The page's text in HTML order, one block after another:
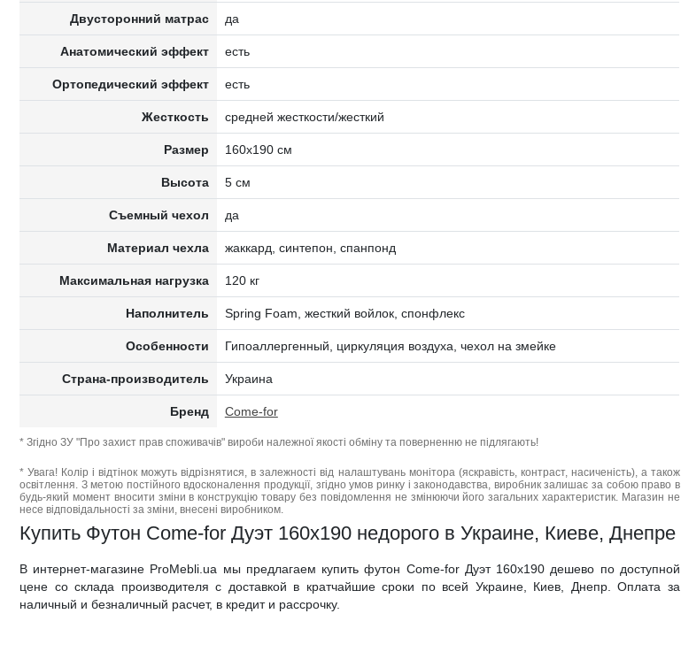
Двусторонний матрас да
Анатомический эффект есть
Ортопедический эффект есть
Жесткость средней жесткости/жесткий
Размер 160x190 см
Высота 5 см
Съемный чехол да
Материал чехла жаккард, синтепон, спанпонд
Максимальная нагрузка 120 кг
Наполнитель Spring Foam, жесткий войлок, спонфлекс
Особенности Гипоаллергенный, циркуляция воздуха, чехол на змейке
Страна-производитель Украина
Бренд Come-for
* Згідно ЗУ "Про захист прав споживачів" вироби належної якості обміну та поверненню не підлягають!
* Увага! Колір і відтінок можуть відрізнятися, в залежності від налаштувань монітора (яскравість, контраст, насиченість), а також
освітлення. З метою постійного вдосконалення продукції, згідно умов ринку і законодавства, виробник залишає за собою право в
будь-який момент вносити зміни в конструкцію товару без повідомлення не змінюючи його загальних характеристик. Магазин не
несе відповідальності за зміни, внесені виробником.
Купить Футон Come-for Дуэт 160x190 недорого в Украине, Киеве, Днепре
В интернет-магазине ProMebli.ua мы предлагаем купить футон Come-for Дуэт 160x190 дешево по доступной
цене со склада производителя с доставкой в кратчайшие сроки по всей Украине, Киев, Днепр. Оплата за
наличный и безналичный расчет, в кредит и рассрочку.